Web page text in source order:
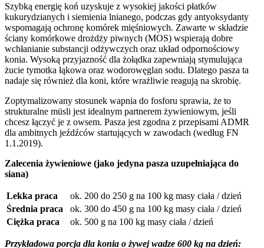
Szybką energię koń uzyskuje z wysokiej jakości płatków
kukurydzianych i siemienia lnianego, podczas gdy antyoksydanty
wspomagają ochronę komórek mięśniowych. Zawarte w składzie
ściany komórkowe drożdży piwnych (MOS) wspierają dobre
wchłanianie substancji odżywczych oraz układ odpornościowy
konia. Wysoką przyjazność dla żołądka zapewniają stymulująca
żucie tymotka łąkowa oraz wodorowęglan sodu. Dlatego pasza ta
nadaje się również dla koni, które wrażliwie reagują na skrobię.
Zoptymalizowany stosunek wapnia do fosforu sprawia, że to
strukturalne müsli jest idealnym partnerem żywieniowym, jeśli
chcesz łączyć je z owsem. Pasza jest zgodna z przepisami ADMR
dla ambitnych jeźdźców startujących w zawodach (według FN
1.1.2019).
Zalecenia żywieniowe (jako jedyna pasza uzupełniająca do
siana)
Lekka praca
ok. 200 do 250 g na 100 kg masy ciała / dzień
Średnia praca
ok. 300 do 450 g na 100 kg masy ciała / dzień
Ciężka praca
ok. 500 g na 100 kg masy ciała / dzień
Przykładowa porcja dla konia o żywej wadze 600 kg na dzień: